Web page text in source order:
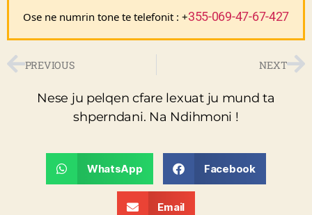
Ose ne numrin tone te telefonit : +355-069-47-67-427
PREVIOUS NEXT
Nese ju pelqen cfare lexuat ju mund ta
shperndani. Na Ndihmoni !
WhatsApp Facebook
Email